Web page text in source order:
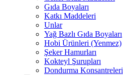
Gıda Boyaları
Katkı Maddeleri
Unlar
Yağ Bazlı Gıda Boyaları
Hobi Ürünleri (Yenmez)
Şeker Hamurları
Kokteyl Şurupları
Dondurma Konsantreleri